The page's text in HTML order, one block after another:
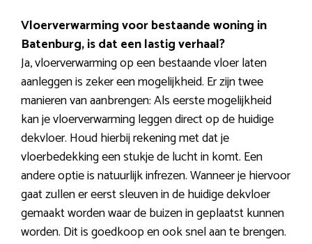
Vloerverwarming voor bestaande woning in
Batenburg, is dat een lastig verhaal?
Ja, vloerverwarming op een bestaande vloer laten
aanleggen is zeker een mogelijkheid. Er zijn twee
manieren van aanbrengen: Als eerste mogelijkheid
kan je vloerverwarming leggen direct op de huidige
dekvloer. Houd hierbij rekening met dat je
vloerbedekking een stukje de lucht in komt. Een
andere optie is natuurlijk infrezen. Wanneer je hiervoor
gaat zullen er eerst sleuven in de huidige dekvloer
gemaakt worden waar de buizen in geplaatst kunnen
worden. Dit is goedkoop en ook snel aan te brengen.